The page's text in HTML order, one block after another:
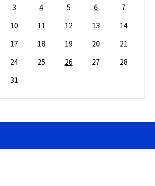
3 4 5 6
7
10 11 12 13
14
17 18 19 20
21
24 25 26 27
28
31